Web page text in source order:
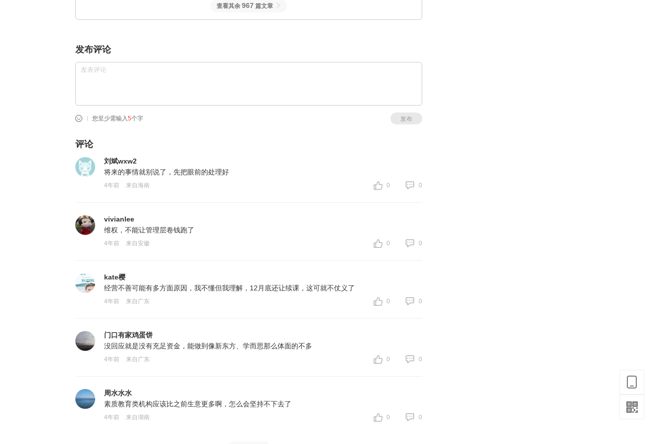
查看其余 967 篇文章
发布评论
您至少需输入 5个字 发布
评论
刘斌wxw2
将来的事情就别说了，先把眼前的处理好
4年前 来自海南 0 0
vivianlee
维权，不能让管理层卷钱跑了
4年前 来自安徽 0 0
kate樱
经营不善可能有多方面原因，我不懂但我理解，12月底还让续课，这可就不仗义了
4年前 来自广东 0 0
门口有家鸡蛋饼
没回应就是没有充足资金，能做到像新东方、学而思那么体面的不多
4年前 来自广东 0 0
周水水水
素质教育类机构应该比之前生意更多啊，怎么会坚持不下去了
4年前 来自湖南 0 0